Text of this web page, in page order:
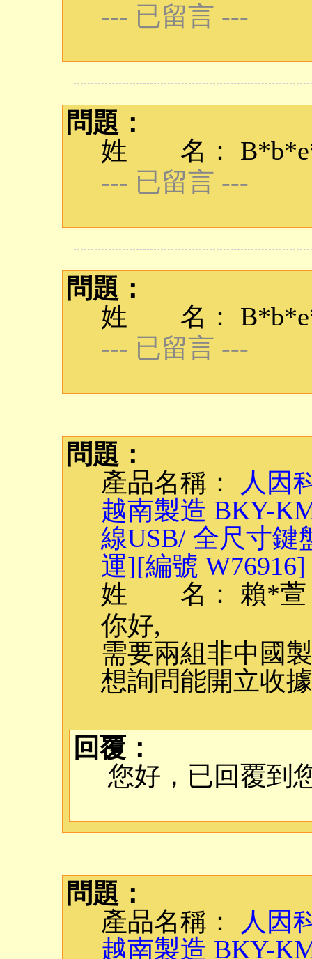
--- 已留言 ---
問題：
姓 名：
--- 已留言 ---
問題：
姓 名：
--- 已留言 ---
問題：
產品名稱：
人因
越南製造 BKY-
線USB/ 全尺寸鍵
運][編號 W76916]
姓 名： 賴*萱
你好,
需要兩組非中國
想詢問能開立收
回覆：
您好，已回覆到
問題：
產品名稱：
人因
越南製造 BKY-